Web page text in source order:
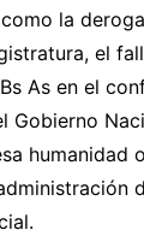
la
el
As en el
Gobierno
humanidad